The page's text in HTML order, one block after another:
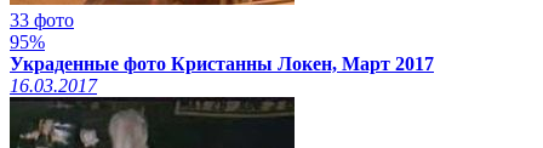
33 фото
95%
Украденные фото Кристанны Локен, Март 2017
16.03.2017